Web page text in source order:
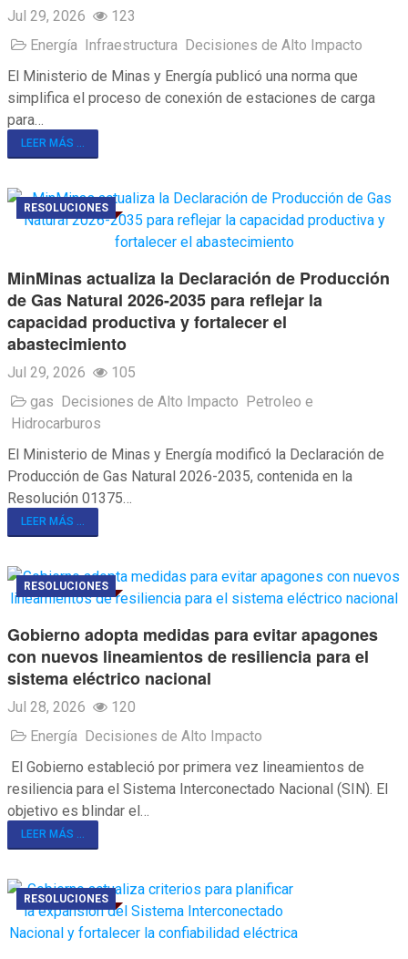
Jul 29, 2026
123
Energía Infraestructura Decisiones de Alto Impacto
El Ministerio de Minas y Energía publicó una norma que
simplifica el proceso de conexión de estaciones de carga
para…
LEER MÁS ...
RESOLUCIONES
MinMinas actualiza la Declaración de Producción
de Gas Natural 2026-2035 para reflejar la
capacidad productiva y fortalecer el
abastecimiento
Jul 29, 2026
105
gas Decisiones de Alto Impacto Petroleo e
Hidrocarburos
El Ministerio de Minas y Energía modificó la Declaración de
Producción de Gas Natural 2026-2035, contenida en la
Resolución 01375…
LEER MÁS ...
RESOLUCIONES
Gobierno adopta medidas para evitar apagones
con nuevos lineamientos de resiliencia para el
sistema eléctrico nacional
Jul 28, 2026
120
Energía Decisiones de Alto Impacto
El Gobierno estableció por primera vez lineamientos de
resiliencia para el Sistema Interconectado Nacional (SIN). El
objetivo es blindar el…
LEER MÁS ...
RESOLUCIONES